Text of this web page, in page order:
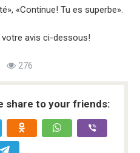
«Continue! Tu es superbe».
avis ci-dessous!
276
share to your friends: